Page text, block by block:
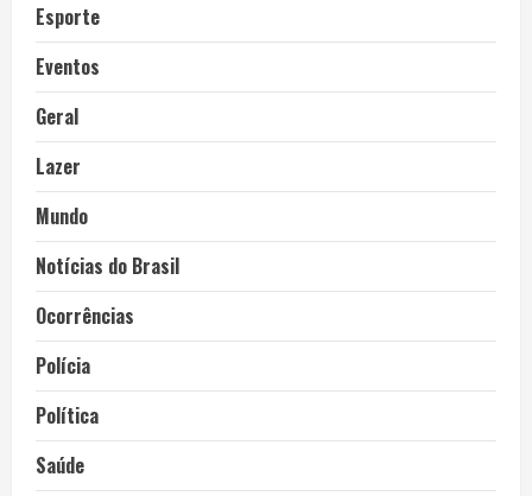
Esporte
Eventos
Geral
Lazer
Mundo
Notícias do Brasil
Ocorrências
Polícia
Política
Saúde